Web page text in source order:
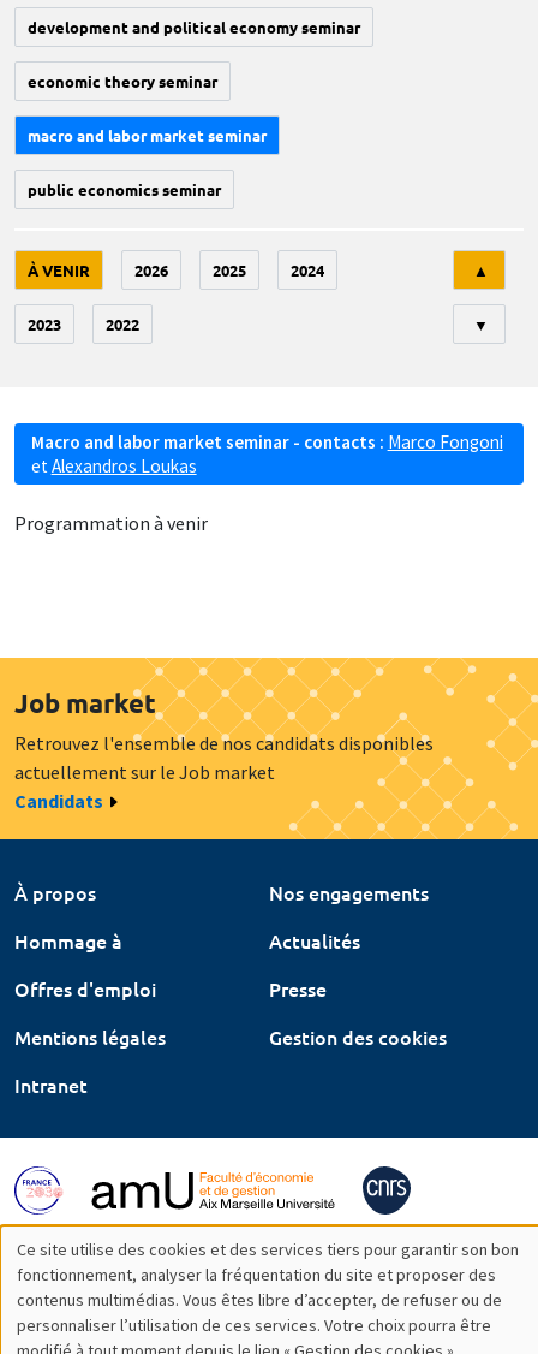
development and political economy seminar
economic theory seminar
macro and labor market seminar
public economics seminar
À VENIR 2026 2025 2024
2023 2022
▲
▼
Macro and labor market seminar - contacts : Marco Fongoni
et Alexandros Loukas
Programmation à venir
Job market
Retrouvez l'ensemble de nos candidats disponibles
actuellement sur le Job market
Candidats
À propos
Nos engagements
Hommage à
Actualités
Offres d'emploi
Presse
Mentions légales
Gestion des cookies
Intranet
Utilisation
des
Ce site utilise des cookies et des services tiers pour garantir son bon
fonctionnement, analyser la fréquentation du site et proposer des
contenus multimédias. Vous êtes libre d’accepter, de refuser ou de
personnaliser l’utilisation de ces services. Votre choix pourra être